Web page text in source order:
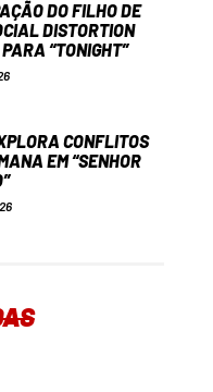
DO FILHO DE
DISTORTION
“TONIGHT”
CONFLITOS
EM “SENHOR